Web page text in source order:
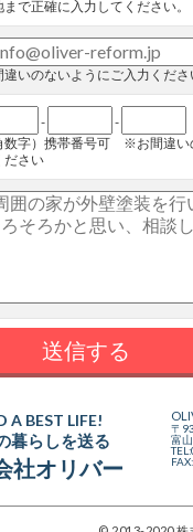
で正確に入力してください。
いのないようにご入力くださ
-
-
数字）携帯番号可 ※お間違い
ださい
A BEST LIFE!
暮らしを送る
社オリバー
〒
富